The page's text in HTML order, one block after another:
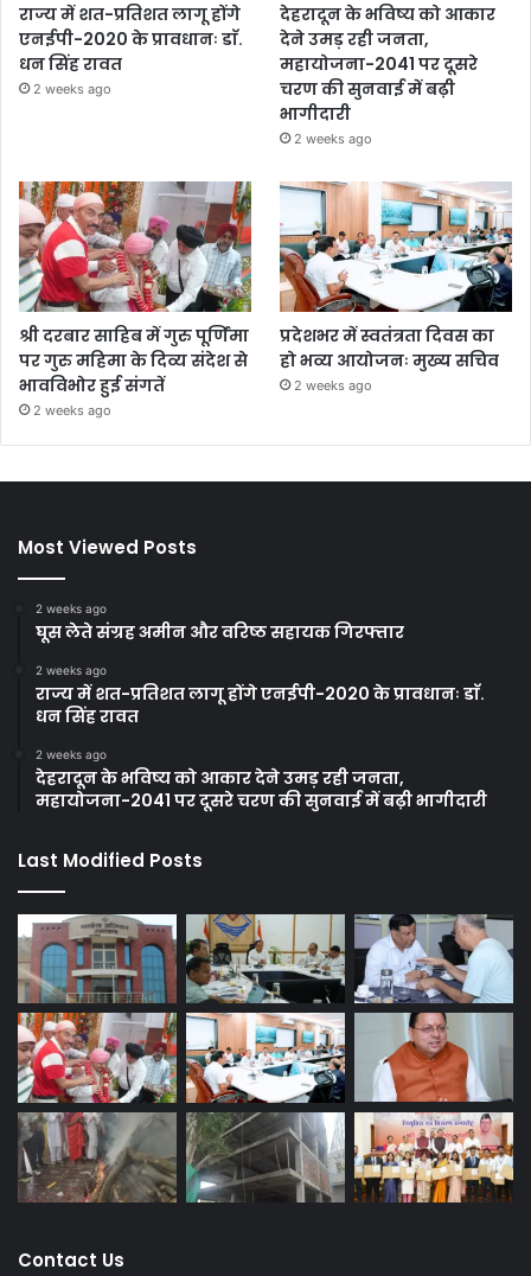
राज्य में शत-प्रतिशत लागू होंगे
एनईपी-2020 के प्रावधानः डाॅ.
धन सिंह रावत
2 weeks ago
देहरादून के भविष्य को आकार
देने उमड़ रही जनता,
महायोजना-2041 पर दूसरे
चरण की सुनवाई में बढ़ी
भागीदारी
2 weeks ago
श्री दरबार साहिब में गुरु पूर्णिमा
पर गुरु महिमा के दिव्य संदेश से
भावविभोर हुई संगतें
2 weeks ago
प्रदेशभर में स्वतंत्रता दिवस का
हो भव्य आयोजनः मुख्य सचिव
2 weeks ago
Most Viewed Posts
2 weeks ago
घूस लेते संग्रह अमीन और वरिष्ठ सहायक गिरफ्तार
2 weeks ago
राज्य में शत-प्रतिशत लागू होंगे एनईपी-2020 के प्रावधानः डाॅ.
धन सिंह रावत
2 weeks ago
देहरादून के भविष्य को आकार देने उमड़ रही जनता,
महायोजना-2041 पर दूसरे चरण की सुनवाई में बढ़ी भागीदारी
Last Modified Posts
Contact Us